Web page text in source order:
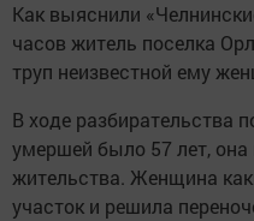
Как выяснили
часов житель поселка
труп неизвестной ему
В ходе разбирательства
умершей было 57 лет, она
жительства. Женщина
участок и решила